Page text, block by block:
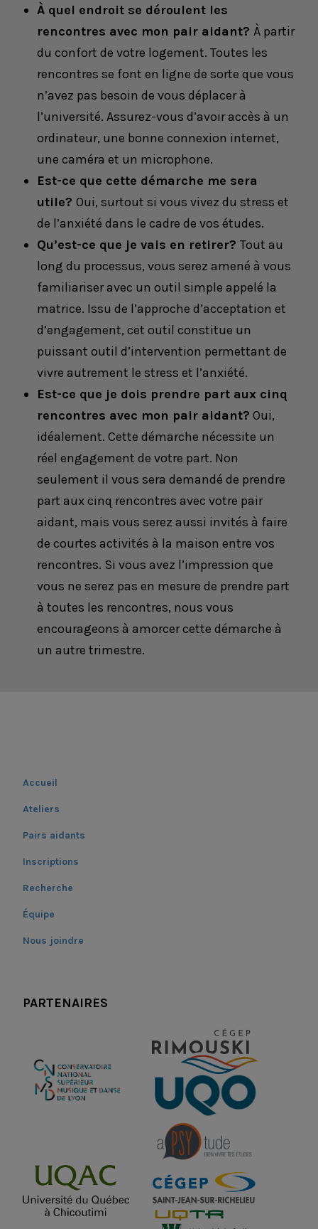
À quel endroit se déroulent les
rencontres avec mon pair aidant? À partir
du confort de votre logement. Toutes les
rencontres se font en ligne de sorte que vous
n’avez pas besoin de vous déplacer à
l’université. Assurez-vous d’avoir accès à un
ordinateur, une bonne connexion internet,
une caméra et un microphone.
Est-ce que cette démarche me sera
utile? Oui, surtout si vous vivez du stress et
de l’anxiété dans le cadre de vos études.
Qu’est-ce que je vais en retirer? Tout au
long du processus, vous serez amené à vous
familiariser avec un outil simple appelé la
matrice. Issu de l’approche d’acceptation et
d’engagement, cet outil constitue un
puissant outil d’intervention permettant de
vivre autrement le stress et l’anxiété.
Est-ce que je dois prendre part aux cinq
rencontres avec mon pair aidant? Oui,
idéalement. Cette démarche nécessite un
réel engagement de votre part. Non
seulement il vous sera demandé de prendre
part aux cinq rencontres avec votre pair
aidant, mais vous serez aussi invités à faire
de courtes activités à la maison entre vos
rencontres. Si vous avez l’impression que
vous ne serez pas en mesure de prendre part
à toutes les rencontres, nous vous
encourageons à amorcer cette démarche à
un autre trimestre.
Accueil
Ateliers
Pairs aidants
Inscriptions
Recherche
Équipe
Nous joindre
PARTENAIRES